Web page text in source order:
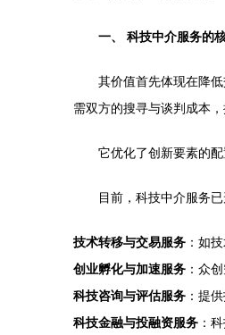
一、 科技中介服务的
其价值首先体现在降
需双方的搜寻与谈判成本，
它优化了创新要素的
目前，科技中介服务
技术转移与交易服务 ：如
创业孵化与加速服务 ：众
科技咨询与评估服务 ：提
科技金融与投融资服务 ：